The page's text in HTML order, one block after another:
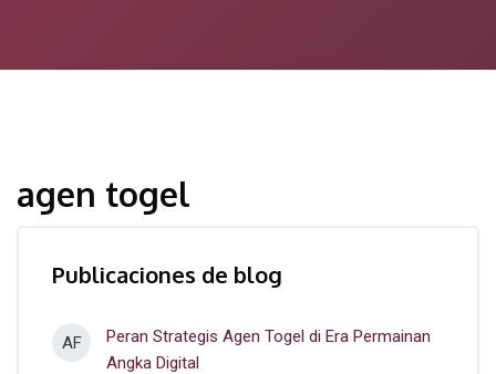
agen togel
Publicaciones de blog
AF
Peran Strategis Agen Togel di Era Permainan
Angka Digital